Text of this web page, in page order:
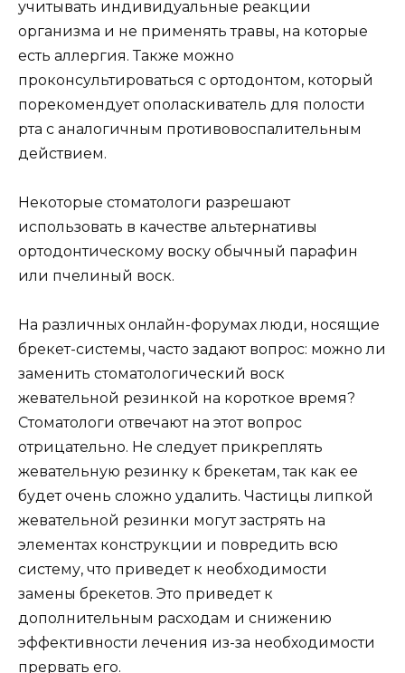
учитывать индивидуальные реакции
организма и не применять травы, на которые
есть аллергия. Также можно
проконсультироваться с ортодонтом, который
порекомендует ополаскиватель для полости
рта с аналогичным противовоспалительным
действием.
Некоторые стоматологи разрешают
использовать в качестве альтернативы
ортодонтическому воску обычный парафин
или пчелиный воск.
На различных онлайн-форумах люди, носящие
брекет-системы, часто задают вопрос: можно ли
заменить стоматологический воск
жевательной резинкой на короткое время?
Стоматологи отвечают на этот вопрос
отрицательно. Не следует прикреплять
жевательную резинку к брекетам, так как ее
будет очень сложно удалить. Частицы липкой
жевательной резинки могут застрять на
элементах конструкции и повредить всю
систему, что приведет к необходимости
замены брекетов. Это приведет к
дополнительным расходам и снижению
эффективности лечения из-за необходимости
прервать его.